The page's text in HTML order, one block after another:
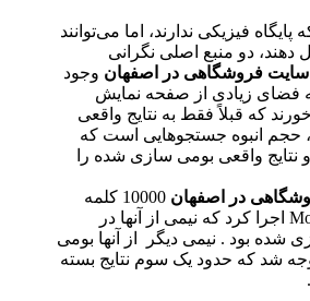
فیزیکی ندارند، اما می‌توانند
دهند، دو منبع اصلی نگرانی
فروشگاهی در اصفهان وجود
زیادی از صفحه نمایش
که قبلاً فقط به نتایج واقعی
حجم انبوه جستجوهایی است که
واقعی بومی سازی شده را
در اصفهان
10000 کلمه
کلیدی را از طریق MozCast اجرا کرد که نیمی از آنها در
بود . نیمی دیگر از آنها بومی
شد که حدود یک سوم نتایج بسته